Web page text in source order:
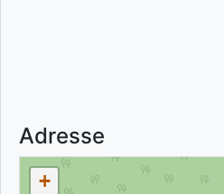
Adresse
+